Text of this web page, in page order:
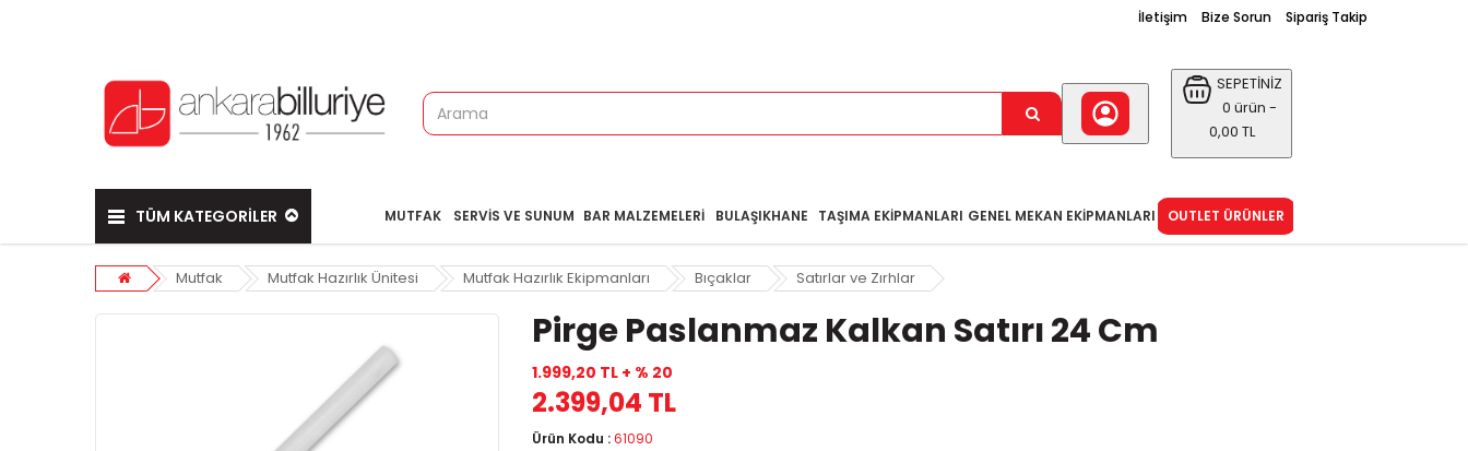
İletişim Bize Sorun Sipariş Takip
SEPETİNİZ
0 ürün -
0,00 TL
TÜM KATEGORİLER MUTFAK SERVIS VE SUNUM BAR MALZEMELERI BULAŞIKHANE TAŞIMA EKIPMANLARI GENEL MEKAN EKIPMANLARI OUTLET ÜRÜNLER
Mutfak Mutfak Hazırlık Ünitesi Mutfak Hazırlık Ekipmanları Bıçaklar Satırlar ve Zırhlar
Pirge Paslanmaz Kalkan Satırı 24 Cm
1.999,20 TL + % 20
2.399,04 TL
Ürün Kodu :61090